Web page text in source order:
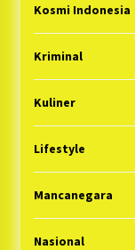
Kosmi Indonesia
Kriminal
Kuliner
Lifestyle
Mancanegara
Nasional